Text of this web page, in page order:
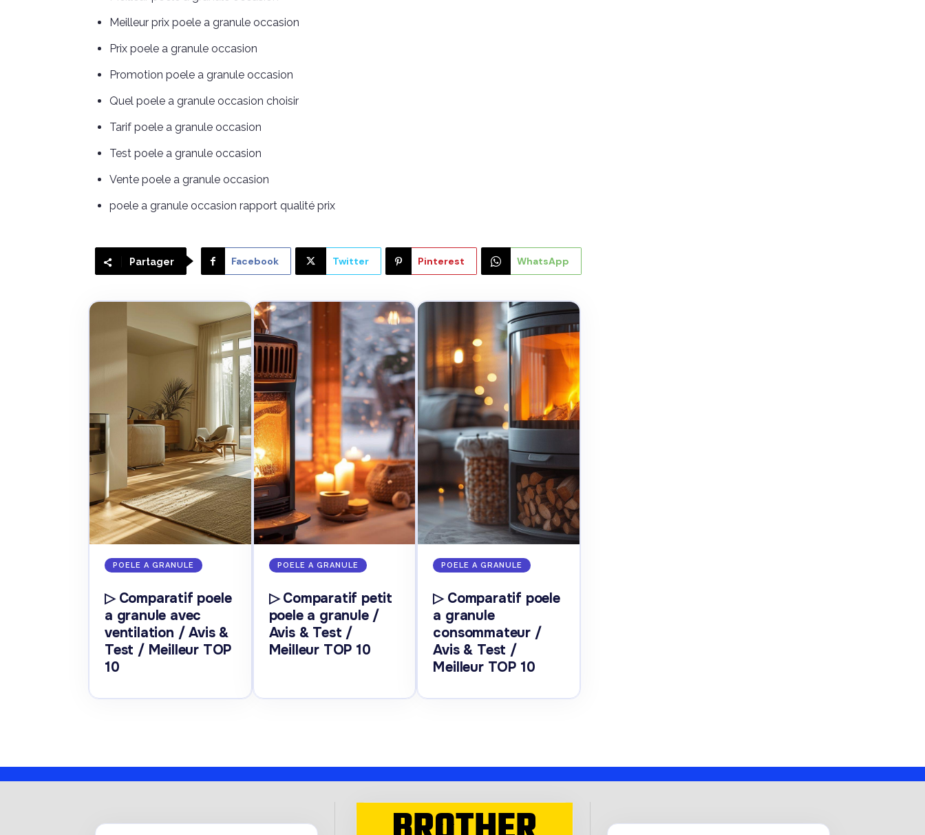
Meilleur prix poele a granule occasion
Prix poele a granule occasion
Promotion poele a granule occasion
Quel poele a granule occasion choisir
Tarif poele a granule occasion
Test poele a granule occasion
Vente poele a granule occasion
poele a granule occasion rapport qualité prix
Partager Facebook Twitter Pinterest WhatsApp
POELE A GRANULE
▷ Comparatif poele
a granule avec
ventilation / Avis &
Test / Meilleur TOP
10
POELE A GRANULE
▷ Comparatif petit
poele a granule /
Avis & Test /
Meilleur TOP 10
POELE A GRANULE
▷ Comparatif poele
a granule
consommateur /
Avis & Test /
Meilleur TOP 10